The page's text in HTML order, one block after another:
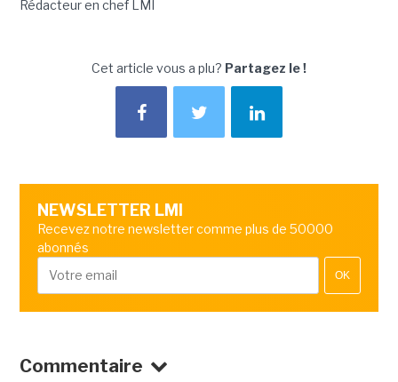
Rédacteur en chef LMI
Cet article vous a plu? Partagez le !
NEWSLETTER LMI
Recevez notre newsletter comme plus de 50000
abonnés
OK
Commentaire